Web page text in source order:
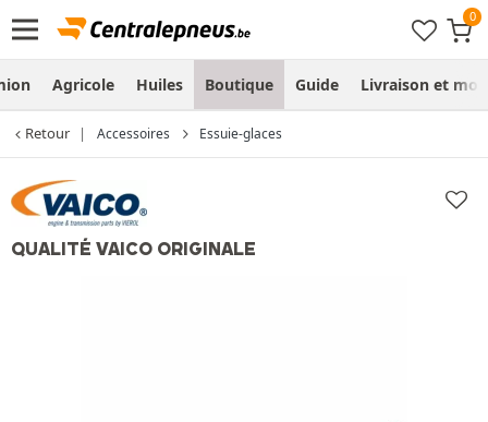
Agricole Huiles Boutique Guide Livraison et
Retour Accessoires Essuie-glaces
QUALITÉ VAICO ORIGINALE